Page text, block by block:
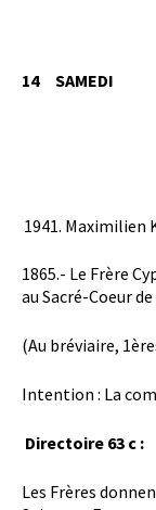
14 SAMEDI
Maximilien
1865.- Le Frère
au Sacré-Coeur de
(Au bréviaire,
Intention : La
Directoire 63 c :
Les Frères